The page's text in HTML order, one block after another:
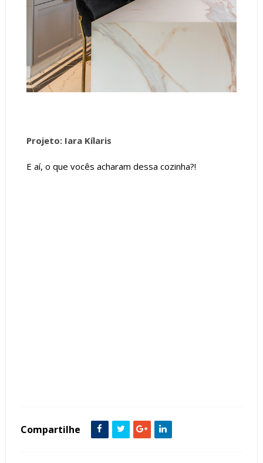
Projeto: Iara Kílaris
E aí, o que vocês acharam dessa cozinha?!
Compartilhe